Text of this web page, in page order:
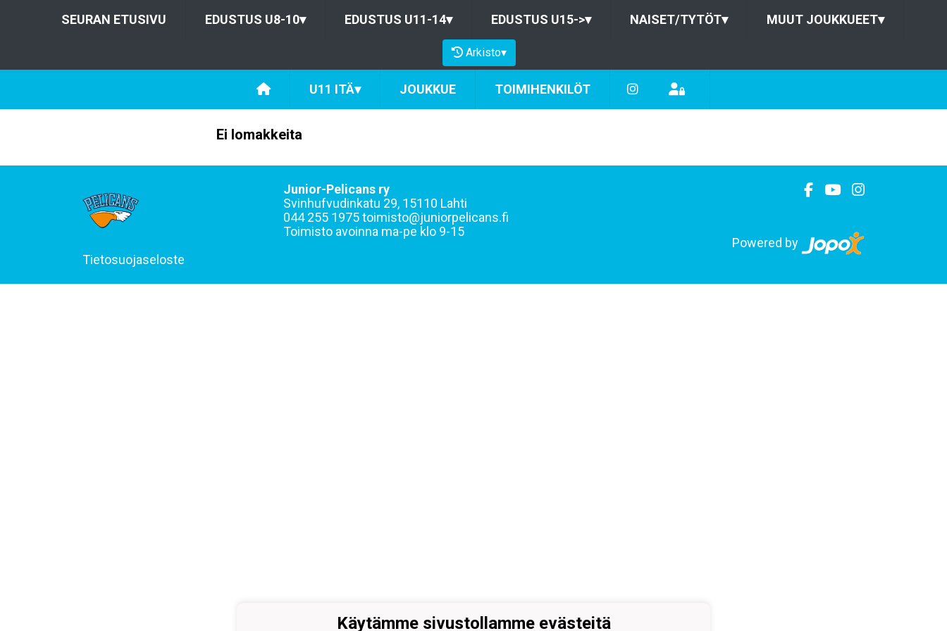
SEURAN ETUSIVU EDUSTUS U8-10▾ EDUSTUS U11-14▾ EDUSTUS U15->▾ NAISET/TYTÖT▾ MUUT JOUKKUEET▾
Arkisto▾
U11 ITÄ▾ JOUKKUE TOIMIHENKILÖT
Ei lomakkeita
Tietosuojaseloste
Junior-Pelicans ry
Svinhufvudinkatu 29, 15110 Lahti
044 255 1975 toimisto@juniorpelicans.fi
Toimisto avoinna ma-pe klo 9-15
Powered by
Käytämme sivustollamme evästeitä